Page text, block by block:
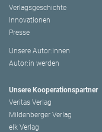
Verlagsgeschichte
Innovationen
Presse
Unsere Autor:innen
Autor:in werden
Unsere Kooperationspartner
Veritas Verlag
Mildenberger Verlag
elk Verlag